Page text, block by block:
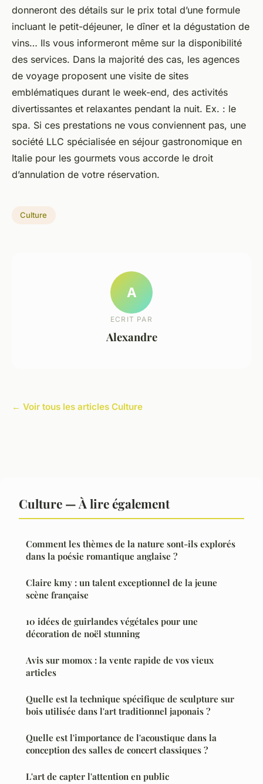
donneront des détails sur le prix total d’une formule
incluant le petit-déjeuner, le dîner et la dégustation de
vins… Ils vous informeront même sur la disponibilité
des services. Dans la majorité des cas, les agences
de voyage proposent une visite de sites
emblématiques durant le week-end, des activités
divertissantes et relaxantes pendant la nuit. Ex. : le
spa. Si ces prestations ne vous conviennent pas, une
société LLC spécialisée en séjour gastronomique en
Italie pour les gourmets vous accorde le droit
d’annulation de votre réservation.
Culture
A
ECRIT PAR
Alexandre
← Voir tous les articles Culture
Culture — À lire également
Comment les thèmes de la nature sont-ils explorés
dans la poésie romantique anglaise ?
Claire kmy : un talent exceptionnel de la jeune
scène française
10 idées de guirlandes végétales pour une
décoration de noël stunning
Avis sur momox : la vente rapide de vos vieux
articles
Quelle est la technique spécifique de sculpture sur
bois utilisée dans l'art traditionnel japonais ?
Quelle est l'importance de l'acoustique dans la
conception des salles de concert classiques ?
L'art de capter l'attention en public